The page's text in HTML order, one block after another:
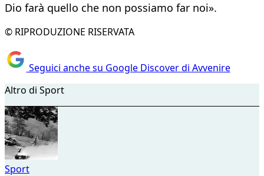
Dio farà quello che non possiamo far noi».
© RIPRODUZIONE RISERVATA
Seguici anche su Google Discover di Avvenire
Altro di Sport
Sport